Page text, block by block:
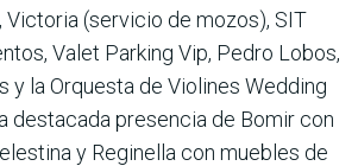
Victoria (servicio de mozos), SIT
Valet Parking Vip, Pedro Lobos,
y la Orquesta de Violines Wedding
destacada presencia de Bomir con
y Reginella con muebles de